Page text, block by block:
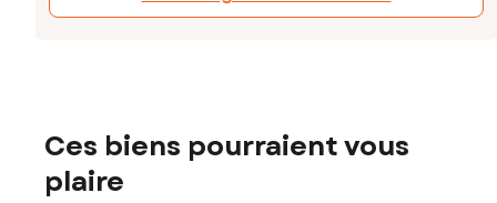
Ces biens pourraient vous
plaire